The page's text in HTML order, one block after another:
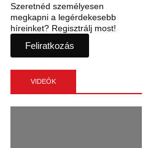
Szeretnéd személyesen
megkapni a legérdekesebb
híreinket? Regisztrálj most!
Feliratkozás
VIDEÓK